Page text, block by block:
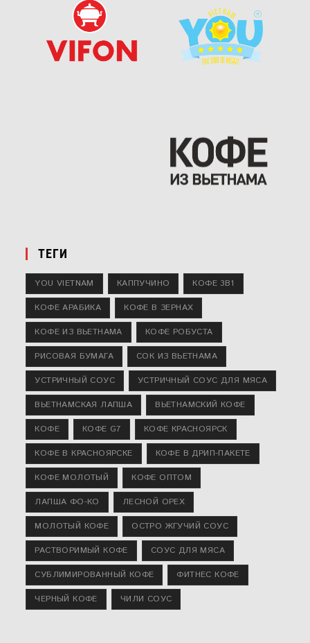
ТЕГИ
YOU VIETNAM КАППУЧИНО КОФЕ 3В1
КОФЕ АРАБИКА КОФЕ В ЗЕРНАХ
КОФЕ ИЗ ВЬЕТНАМА КОФЕ РОБУСТА
РИСОВАЯ БУМАГА СОК ИЗ ВЬЕТНАМА
УСТРИЧНЫЙ СОУС УСТРИЧНЫЙ СОУС ДЛЯ МЯСА
ВЬЕТНАМСКАЯ ЛАПША ВЬЕТНАМСКИЙ КОФЕ
КОФЕ КОФЕ G7 КОФЕ КРАСНОЯРСК
КОФЕ В КРАСНОЯРСКЕ КОФЕ В ДРИП-ПАКЕТЕ
КОФЕ МОЛОТЫЙ КОФЕ ОПТОМ
ЛАПША ФО-КО ЛЕСНОЙ ОРЕХ
МОЛОТЫЙ КОФЕ ОСТРО ЖГУЧИЙ СОУС
РАСТВОРИМЫЙ КОФЕ СОУС ДЛЯ МЯСА
СУБЛИМИРОВАННЫЙ КОФЕ ФИТНЕС КОФЕ
ЧЕРНЫЙ КОФЕ ЧИЛИ СОУС